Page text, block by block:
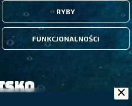
RYBY
FUNKCJONALNOŚCI